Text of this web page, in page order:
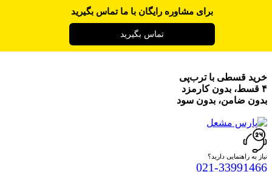
خرید قسطی با ترب‌پی
۴ قسط، بدون کارمزد
بدون ضامن، بدون سود
نیاز به راهنمایی دارید؟
021-33991466
برای مشاوره رایگان با ما تماس بگیرید
تماس بگیرید